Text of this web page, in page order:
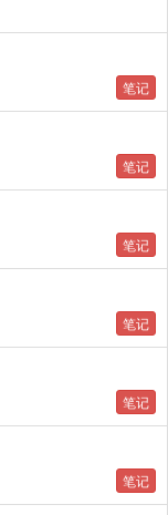
笔记
笔记
笔记
笔记
笔记
笔记